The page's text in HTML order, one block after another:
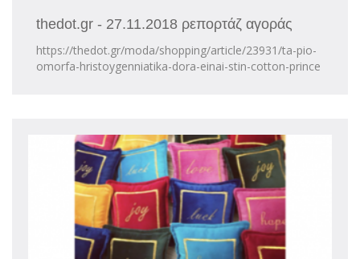
thedot.gr - 27.11.2018 ρεπορτάζ αγοράς
https://thedot.gr/moda/shopping/article/23931/ta-pio-
omorfa-hristoygenniatika-dora-einai-stin-cotton-prince